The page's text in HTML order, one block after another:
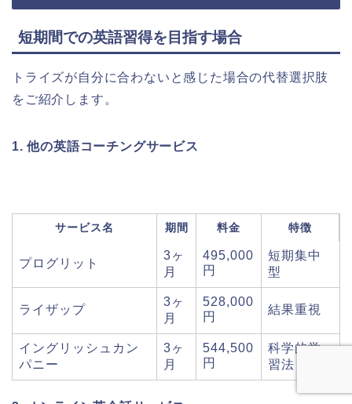
短期間での英語習得を目指す場合
トライズが自分に合わないと感じた場合の代替選択肢
をご紹介します。
1. 他の英語コーチングサービス
サービス名 期間 料金 特徴
プログリット
3ヶ
月
495,000
円
短期集中
型
ライザップ
3ヶ
月
528,000
円
結果重視
イングリッシュカン
パニー
3ヶ
月
544,500
円
科学的学
習法